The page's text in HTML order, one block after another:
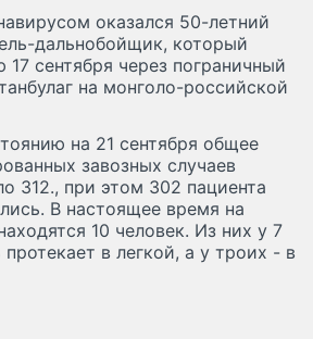
оказался 50-летний
дальнобойщик, который
сентября через пограничный
на монголо-российской
на 21 сентября общее
завозных случаев
312., при этом 302 пациента
В настоящее время на
10 человек. Из них у 7
протекает в легкой, а у троих - в